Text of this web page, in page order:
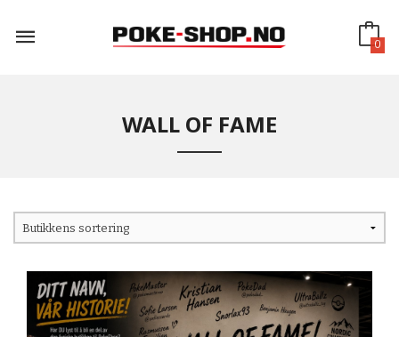
innholdet
0
WALL OF FAME